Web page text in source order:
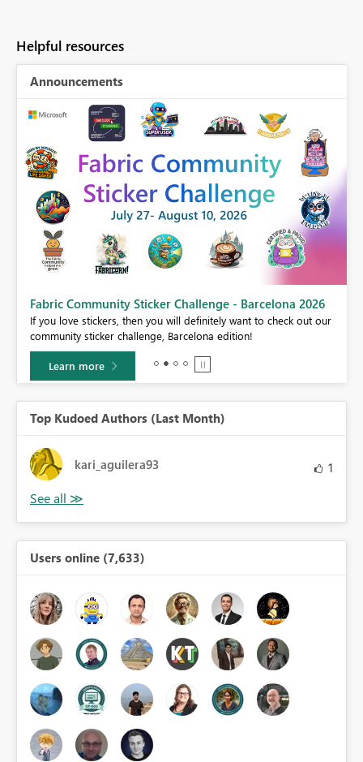
Helpful resources
Announcements
Fabric Community Sticker Challenge - Barcelona 2026
If you love stickers, then you will definitely want to check out our
community sticker challenge, Barcelona edition!
Learn more
Top Kudoed Authors (Last Month)
kari_aguilera93 1
Users online (7,633)